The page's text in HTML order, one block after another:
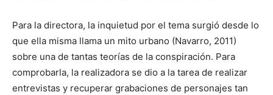
Para la directora, la inquietud por el tema surgió desde lo
que ella misma llama un mito urbano (Navarro, 2011)
sobre una de tantas teorías de la conspiración. Para
comprobarla, la realizadora se dio a la tarea de realizar
entrevistas y recuperar grabaciones de personajes tan